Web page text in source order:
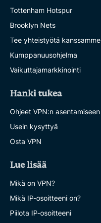
Tottenham Hotspur
Brooklyn Nets
Tee yhteistyötä kanssamme
Kumppanuusohjelma
Vaikuttajamarkkinointi
Hanki tukea
Ohjeet VPN:n asentamiseen
Usein kysyttyä
Osta VPN
Lue lisää
Mikä on VPN?
Mikä IP-osoitteeni on?
Piilota IP-osoitteeni